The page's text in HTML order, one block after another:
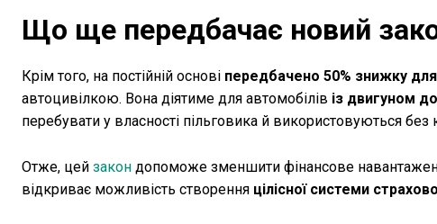
Що ще передбачає новий
Крім того, на постійній основі передбачено 50% знижку для
автоцивілкою. Вона діятиме для автомобілів із двигуном
перебувати у власності пільговика й використовуються без
Отже, цей закон допоможе зменшити фінансове
відкриває можливість створення цілісної системи